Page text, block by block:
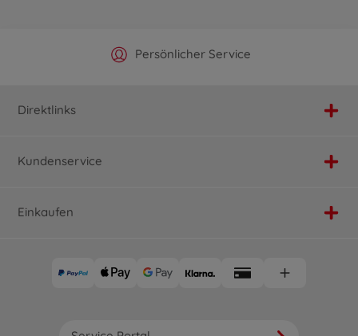
Offizieller Hersteller Shop
Persönlicher Service
Versandkostenfrei ab 25€
Schnelle Lieferung
Direktlinks
Kundenservice
Einkaufen